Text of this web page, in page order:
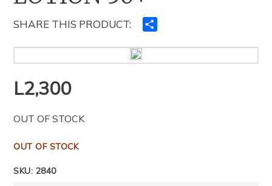
SHARE THIS PRODUCT:
tjerët
L2,300
OUT OF STOCK
OUT OF STOCK
SKU: 2840